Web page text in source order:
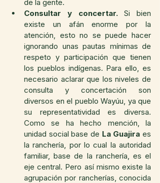
de la gente.
Consultar y concertar. Si bien
existe un afán enorme por la
atención, esto no se puede hacer
ignorando unas pautas mínimas de
respeto y participación que tienen
los pueblos indígenas. Para ello, es
necesario aclarar que los niveles de
consulta y concertación son
diversos en el pueblo Wayúu, ya que
su representatividad es diversa.
Como se ha hecho mención, la
unidad social base de La Guajira es
la ranchería, por lo cual la autoridad
familiar, base de la ranchería, es el
eje central. Pero así mismo existe la
agrupación por rancherías, conocida